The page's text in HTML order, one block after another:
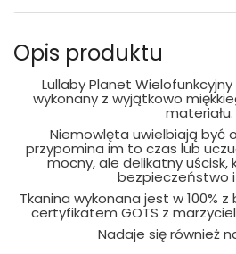
Opis produktu
Lullaby Planet
wykonany z wyjątkowo
materiału.
Niemowlęta uwielbiają być
przypomina im to czas lub
mocny, ale delikatny uścisk,
bezpieczeństwo i
Tkanina wykonana jest w 100%
certyfikatem GOTS z
Nadaje się również